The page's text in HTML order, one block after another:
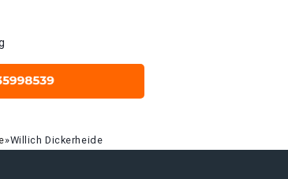
»Willich Dickerheide